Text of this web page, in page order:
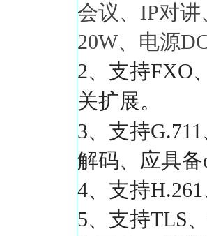
会议、IP对
20W、电源
2、支持FXO
关扩展。
3、支持
解码、应具
4、支持
5、支持TLS